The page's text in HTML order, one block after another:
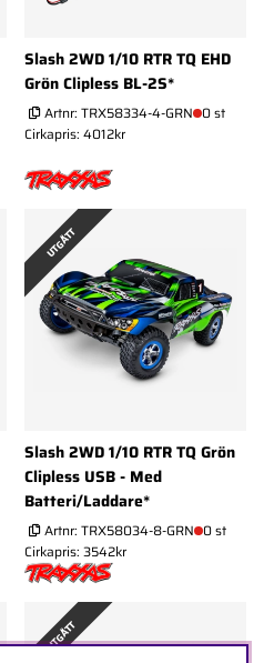
Slash 2WD 1/10 RTR TQ EHD
Grön Clipless BL-2S*
Artnr: TRX58334-4-GRN 0 st
Cirkapris: 4012kr
UTGÅTT
Slash 2WD 1/10 RTR TQ Grön
Clipless USB - Med
Batteri/Laddare*
Artnr: TRX58034-8-GRN 0 st
Cirkapris: 3542kr
UTGÅTT